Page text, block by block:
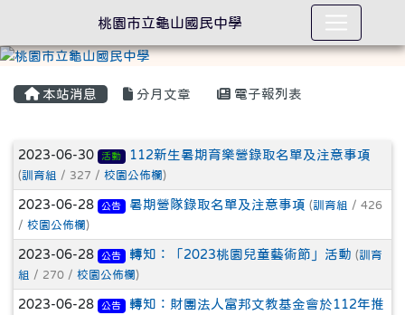
本站消息 分月文章 電子報列表
文章列表
2023-06-30 活動 112新生暑期育樂營錄取名單及注意事項
(訓育組 / 327 / 校園公佈欄 )
2023-06-28 公告 暑期營隊錄取名單及注意事項 (訓育組 / 426
/ 校園公佈欄 )
2023-06-28 公告 轉知：「2023桃園兒童藝術節」活動 (訓育
組 / 270 / 校園公佈欄 )
2023-06-28 公告
轉知：財團法人富邦文教基金會於112年推
桃園市立龜山國民中學